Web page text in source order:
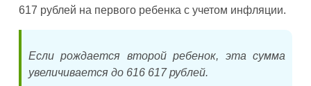
617 рублей на первого ребенка с учетом инфляции.
Если рождается второй ребенок, эта сумма
увеличивается до 616 617 рублей.